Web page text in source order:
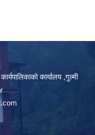
कार्यालय ,गुल्मी